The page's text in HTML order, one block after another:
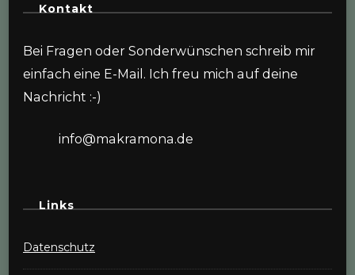
Kontakt
Bei Fragen oder Sonderwünschen schreib mir
einfach eine E-Mail. Ich freu mich auf deine
Nachricht :-)
info@makramona.de
Links
Datenschutz